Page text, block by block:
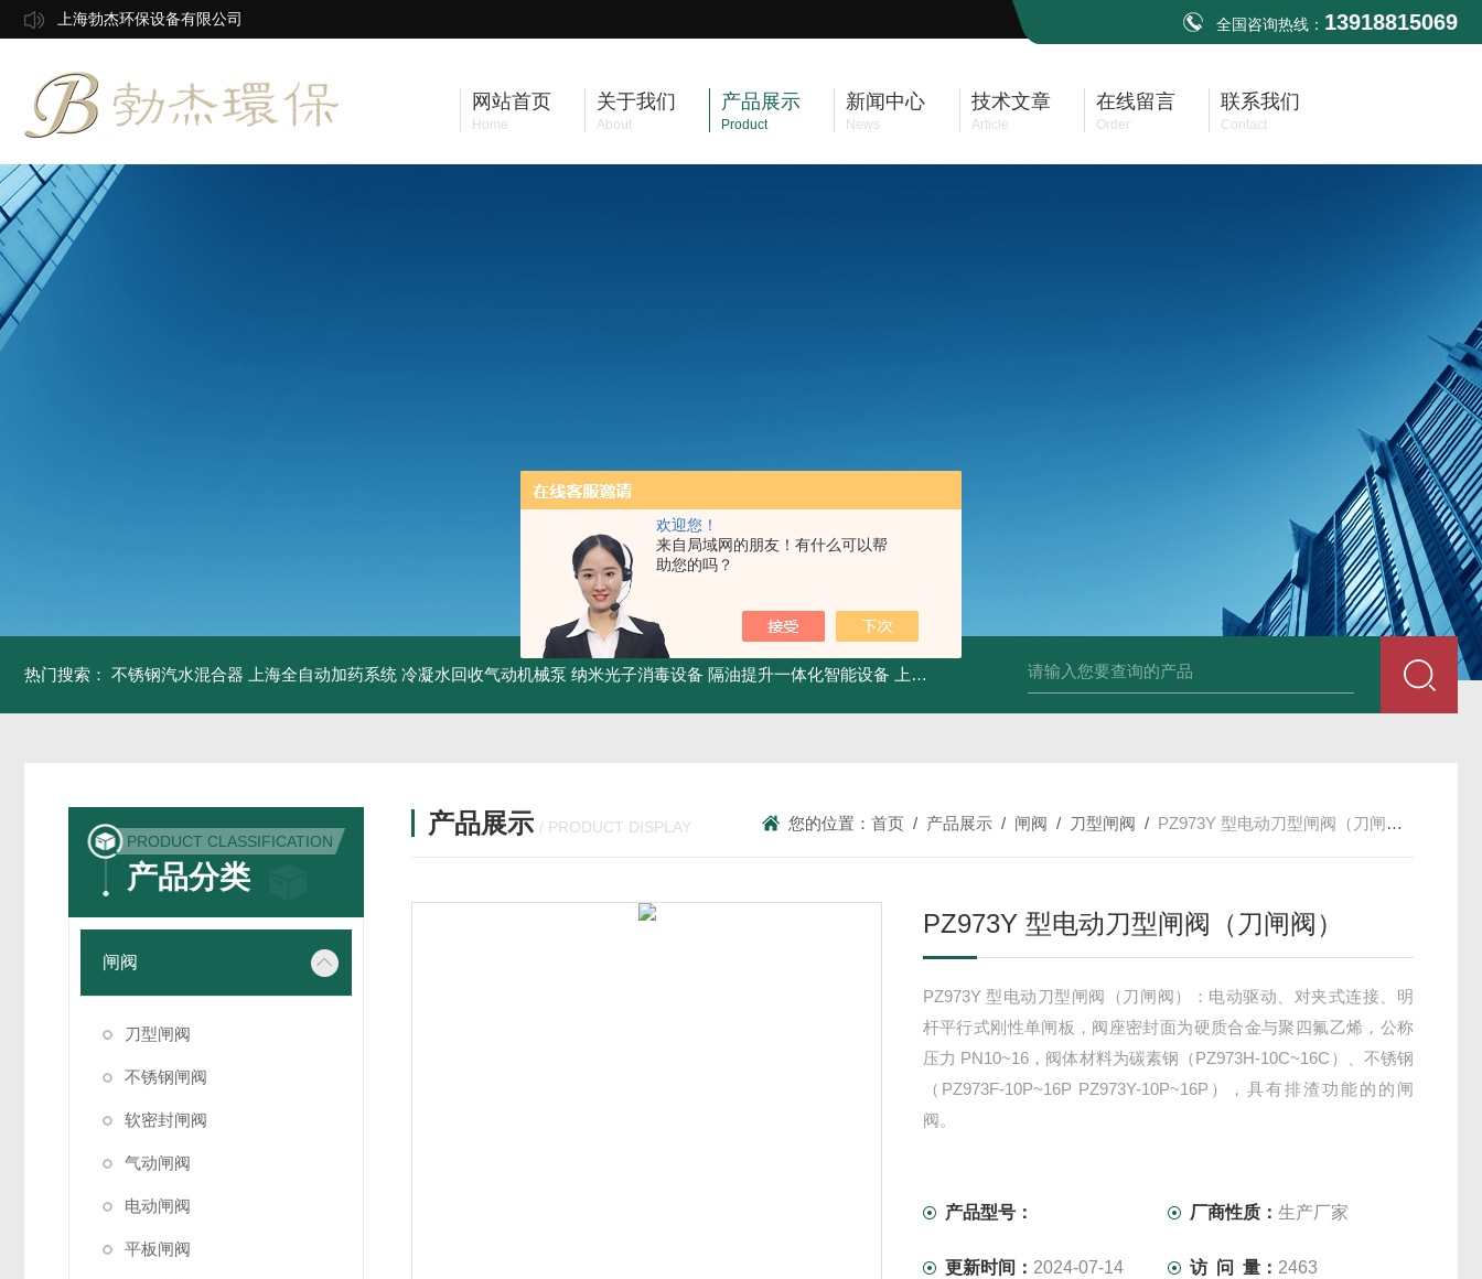
欢迎您！
来自局域网的朋友！有什么可以帮
助您的吗？
上海勃杰环保设备有限公司 全国咨询热线： 13918815069
网站首页
Home
关于我们
About
产品展示
Product
新闻中心
News
技术文章
Article
在线留言
Order
联系我们
Contact
热门搜索： 不锈钢汽水混合器 上海全自动加药系统 冷凝水回收气动机械泵 纳米光子消毒设备 隔油提升一体化智能设备 上海油污分离设备 上海实验室废水处理系统 隔油设备 一
PRODUCT CLASSIFICATION
产品分类
闸阀
刀型闸阀
不锈钢闸阀
软密封闸阀
气动闸阀
电动闸阀
平板闸阀
产品展示 / PRODUCT DISPLAY 您的位置：首页 / 产品展示 / 闸阀 / 刀型闸阀 / PZ973Y 型电动刀型闸阀（刀闸阀）
PZ973Y 型电动刀型闸阀（刀闸阀）
PZ973Y 型电动刀型闸阀（刀闸阀）：电动驱动、对夹式连接、明
杆平行式刚性单闸板，阀座密封面为硬质合金与聚四氟乙烯，公称
压力 PN10~16，阀体材料为碳素钢（PZ973H-10C~16C）、不锈钢
（PZ973F-10P~16P PZ973Y-10P~16P），具有排渣功能的的闸
阀。
产品型号： 厂商性质：生产厂家
更新时间： 2024-07-14 访 问 量： 2463